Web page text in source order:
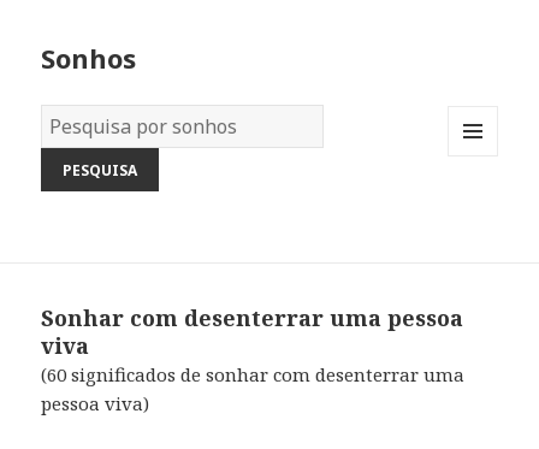
Sonhos
Dicionário
dos
Sonhos:
Sonhar com desenterrar uma pessoa
viva
(60 significados de sonhar com desenterrar uma
pessoa viva)